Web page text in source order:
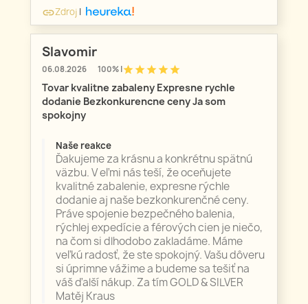
linkZdroj |
Slavomir
06.08.2026 100% |starstarstarstarstar
Tovar kvalitne zabaleny Expresne rychle
dodanie Bezkonkurencne ceny Ja som
spokojny
Naše reakce
Ďakujeme za krásnu a konkrétnu spätnú
väzbu. V eľmi nás teší, že oceňujete
kvalitné zabalenie, expresne rýchle
dodanie aj naše bezkonkurenčné ceny.
Práve spojenie bezpečného balenia,
rýchlej expedície a férových cien je niečo,
na čom si dlhodobo zakladáme. Máme
veľkú radosť, že ste spokojný. Vašu dôveru
si úprimne vážime a budeme sa tešiť na
váš ďalší nákup. Za tím GOLD & SILVER
Matěj Kraus